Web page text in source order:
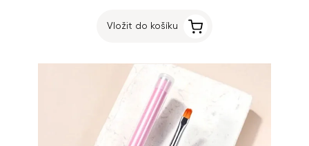
Vložit do košíku